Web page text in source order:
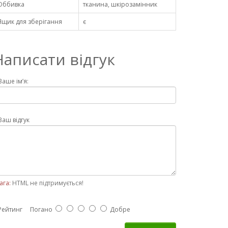
тканина, шкірозамінник
для зберігання
є
відгук
ім’я:
відгук
HTML не підтримується!
Погано Добре